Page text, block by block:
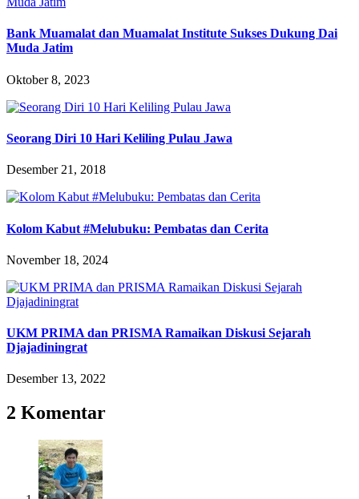
Bank Muamalat dan Muamalat Institute Sukses Dukung Dai
Muda Jatim
Oktober 8, 2023
Seorang Diri 10 Hari Keliling Pulau Jawa
Desember 21, 2018
Kolom Kabut #Melubuku: Pembatas dan Cerita
November 18, 2024
UKM PRIMA dan PRISMA Ramaikan Diskusi Sejarah
Djajadiningrat
Desember 13, 2022
2 Komentar